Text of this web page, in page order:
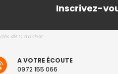
Inscrivez-
dès 49 € d'achat
A VOTRE ÉCOUTE
0972 155 066